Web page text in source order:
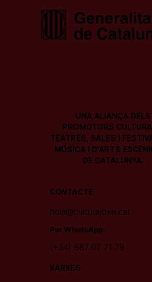
UNA ALIANÇA DELS
PROMOTORS
TEATRES, SALES I
MÚSICA I D’ARTS
DE CATALUNYA.
CONTACTE
hola@culturajove.cat
Per WhatsApp:
(+34) 667 07 21 79
XARXES